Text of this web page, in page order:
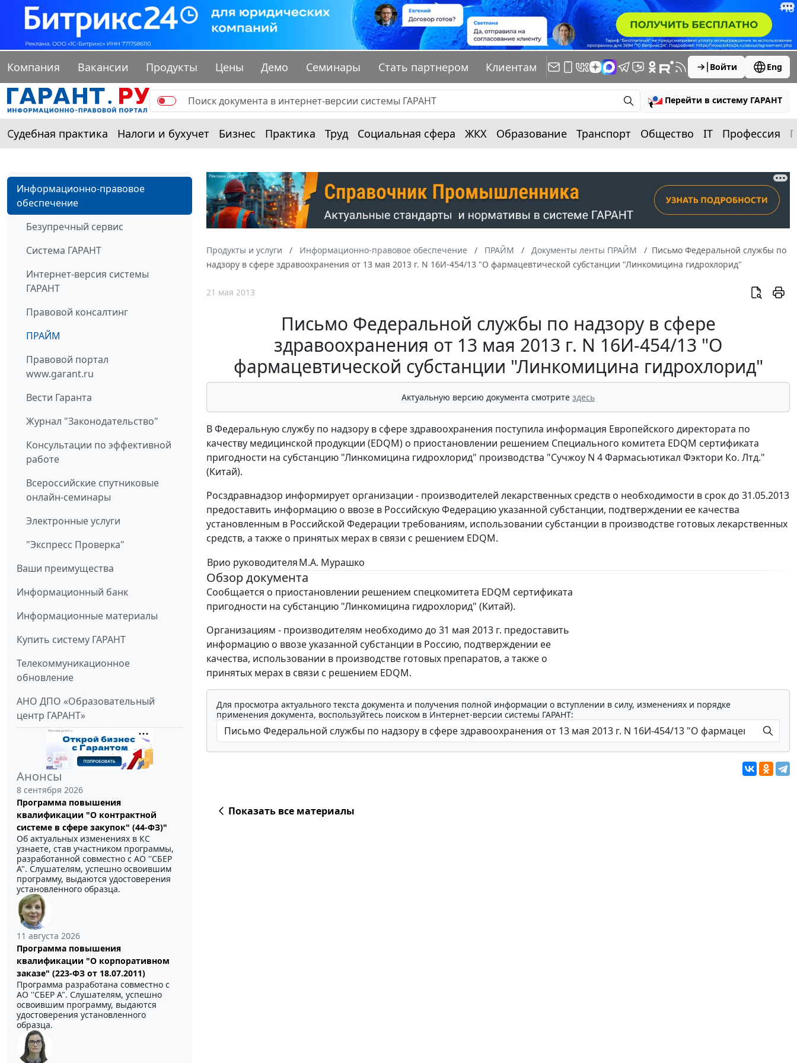
Компания Вакансии Продукты Цены Демо Семинары Стать партнером Клиентам Войти Eng
Перейти в систему ГАРАНТ
Судебная практика Налоги и бухучет Бизнес Практика Труд Социальная сфера ЖКХ Образование Транспорт Общество IT Профессия
Информационно-правовое
обеспечение
Безупречный сервис
Система ГАРАНТ
Интернет-версия системы
ГАРАНТ
Правовой консалтинг
ПРАЙМ
Правовой портал
www.garant.ru
Вести Гаранта
Журнал "Законодательство"
Консультации по эффективной
работе
Всероссийские спутниковые
онлайн-семинары
Электронные услуги
"Экспресс Проверка"
Ваши преимущества
Информационный банк
Информационные материалы
Купить систему ГАРАНТ
Телекоммуникационное
обновление
АНО ДПО «Образовательный
центр ГАРАНТ»
Анонсы
8 сентября 2026
Программа повышения
квалификации "О контрактной
системе в сфере закупок" (44-ФЗ)"
Об актуальных изменениях в КС
узнаете, став участником программы,
разработанной совместно с АО ''СБЕР
А". Слушателям, успешно освоившим
программу, выдаются удостоверения
установленного образца.
11 августа 2026
Программа повышения
квалификации "О корпоративном
заказе" (223-ФЗ от 18.07.2011)
Программа разработана совместно с
АО ''СБЕР А". Слушателям, успешно
освоившим программу, выдаются
удостоверения установленного
образца.
Продукты и услуги Информационно-правовое обеспечение ПРАЙМ Документы ленты ПРАЙМ
Письмо Федеральной службы по
надзору в сфере здравоохранения от 13 мая 2013 г. N 16И-454/13 "О фармацевтической субстанции "Линкомицина гидрохлорид"
21 мая 2013
Письмо Федеральной службы по надзору в сфере
здравоохранения от 13 мая 2013 г. N 16И-454/13 "О
фармацевтической субстанции "Линкомицина гидрохлорид"
Актуальную версию документа смотрите здесь
В Федеральную службу по надзору в сфере здравоохранения поступила информация Европейского директората по
качеству медицинской продукции (EDQM) о приостановлении решением Специального комитета EDQM сертификата
пригодности на субстанцию "Линкомицина гидрохлорид" производства "Сучжоу N 4 Фармасьютикал Фэктори Ко. Лтд."
(Китай).
Росздравнадзор информирует организации - производителей лекарственных средств о необходимости в срок до 31.05.2013
предоставить информацию о ввозе в Российскую Федерацию указанной субстанции, подтверждении ее качества
установленным в Российской Федерации требованиям, использовании субстанции в производстве готовых лекарственных
средств, а также о принятых мерах в связи с решением EDQM.
Врио руководителяМ.А. Мурашко
Обзор документа
Сообщается о приостановлении решением спецкомитета EDQM сертификата
пригодности на субстанцию "Линкомицина гидрохлорид" (Китай).
Организациям - производителям необходимо до 31 мая 2013 г. предоставить
информацию о ввозе указанной субстанции в Россию, подтверждении ее
качества, использовании в производстве готовых препаратов, а также о
принятых мерах в связи с решением EDQM.
Для просмотра актуального текста документа и получения полной информации о вступлении в силу, изменениях и порядке
применения документа, воспользуйтесь поиском в Интернет-версии системы ГАРАНТ:
Показать все материалы